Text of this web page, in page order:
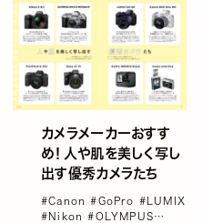
カメラメーカーおすす
め！人や肌を美しく写し
出す優秀カメラたち
#Canon#GoPro #LUMIX
#Nikon#OLYMPUS